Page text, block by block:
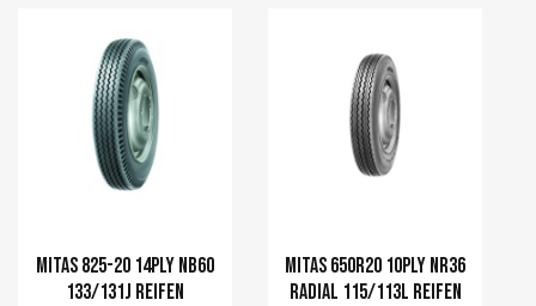
Mitas 825-20 14PLY NB60
133/131J Reifen
Mitas 650R20 10PLY NR36
RADIAL 115/113L Reifen